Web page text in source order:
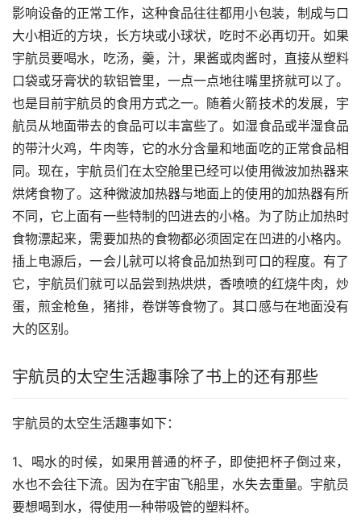
影响设备的正常工作，这种食品往往都用小包装，制成与口
大小相近的方块，长方块或小球状，吃时不必再切开。如果
宇航员要喝水，吃汤，羹，汁，果酱或肉酱时，直接从塑料
口袋或牙膏状的软铝管里，一点一点地往嘴里挤就可以了。
也是目前宇航员的食用方式之一。随着火箭技术的发展，宇
航员从地面带去的食品可以丰富些了。如湿食品或半湿食品
的带汁火鸡，牛肉等，它的水分含量和地面吃的正常食品相
同。现在，宇航员们在太空舱里已经可以使用微波加热器来
烘烤食物了。这种微波加热器与地面上的使用的加热器有所
不同，它上面有一些特制的凹进去的小格。为了防止加热时
食物漂起来，需要加热的食物都必须固定在凹进的小格内。
插上电源后，一会儿就可以将食品加热到可口的程度。有了
它，宇航员们就可以品尝到热烘烘，香喷喷的红烧牛肉，炒
蛋，煎金枪鱼，猪排，卷饼等食物了。其口感与在地面没有
大的区别。
宇航员的太空生活趣事除了书上的还有那些
宇航员的太空生活趣事如下：
1、喝水的时候，如果用普通的杯子，即使把杯子倒过来，
水也不会往下流。因为在宇宙飞船里，水失去重量。宇航员
要想喝到水，得使用一种带吸管的塑料杯。